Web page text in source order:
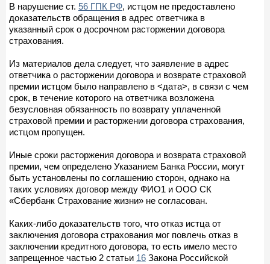
В нарушение ст. 56 ГПК РФ, истцом не предоставлено
доказательств обращения в адрес ответчика в
указанный срок о досрочном расторжении договора
страхования.
Из материалов дела следует, что заявление в адрес
ответчика о расторжении договора и возврате страховой
премии истцом было направлено в <дата>, в связи с чем
срок, в течение которого на ответчика возложена
безусловная обязанность по возврату уплаченной
страховой премии и расторжении договора страхования,
истцом пропущен.
Иные сроки расторжения договора и возврата страховой
премии, чем определено Указанием Банка России, могут
быть установлены по соглашению сторон, однако на
таких условиях договор между ФИО1 и ООО СК
«Сбербанк Страхование жизни» не согласован.
Каких-либо доказательств того, что отказ истца от
заключения договора страхования мог повлечь отказ в
заключении кредитного договора, то есть имело место
запрещенное частью 2 статьи 16 Закона Российской